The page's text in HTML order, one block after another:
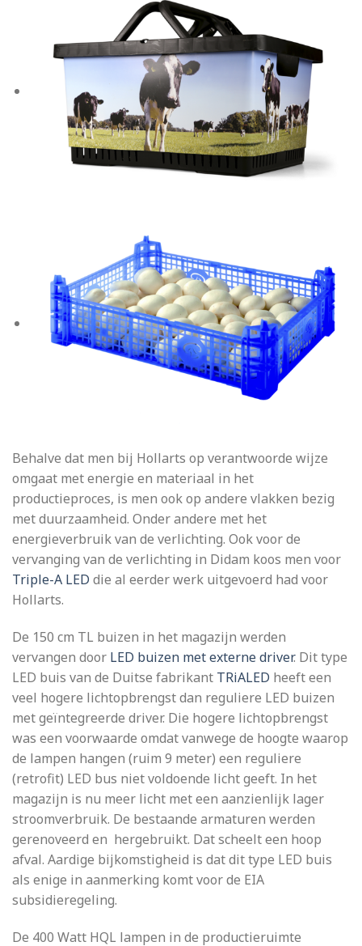
Behalve dat men bij Hollarts op verantwoorde wijze
omgaat met energie en materiaal in het
productieproces, is men ook op andere vlakken bezig
met duurzaamheid. Onder andere met het
energieverbruik van de verlichting. Ook voor de
vervanging van de verlichting in Didam koos men voor
Triple-A LED die al eerder werk uitgevoerd had voor
Hollarts.
De 150 cm TL buizen in het magazijn werden
vervangen door LED buizen met externe driver. Dit type
LED buis van de Duitse fabrikant TRiALED heeft een
veel hogere lichtopbrengst dan reguliere LED buizen
met geïntegreerde driver. Die hogere lichtopbrengst
was een voorwaarde omdat vanwege de hoogte waarop
de lampen hangen (ruim 9 meter) een reguliere
(retrofit) LED bus niet voldoende licht geeft. In het
magazijn is nu meer licht met een aanzienlijk lager
stroomverbruik. De bestaande armaturen werden
gerenoveerd en hergebruikt. Dat scheelt een hoop
afval. Aardige bijkomstigheid is dat dit type LED buis
als enige in aanmerking komt voor de EIA
subsidieregeling.
De 400 Watt HQL lampen in de productieruimte